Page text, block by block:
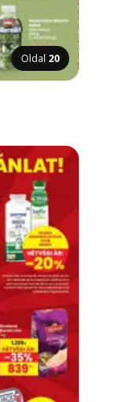
Oldal 20